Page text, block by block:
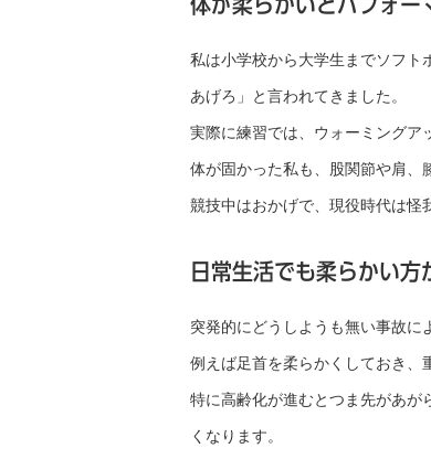
私は小学校から大学生までソフト
あげろ」と言われてきました。
実際に練習では、ウォーミングア
体が固かった私も、股関節や肩、
競技中はおかげで、現役時代は怪
日常生活でも柔らかい方
突発的にどうしようも無い事故に
例えば足首を柔らかくしておき、
特に高齢化が進むとつま先があが
くなります。